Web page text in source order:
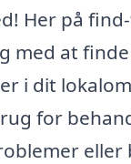
Her på
med at
i dit
for
eller